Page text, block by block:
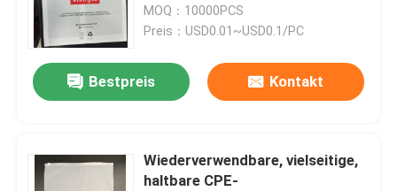
Kleidung
MOQ：10000PCS
Preis：USD0.01~USD0.1/PC
Bestpreis Kontakt
Wiederverwendbare, vielseitige,
haltbare CPE-